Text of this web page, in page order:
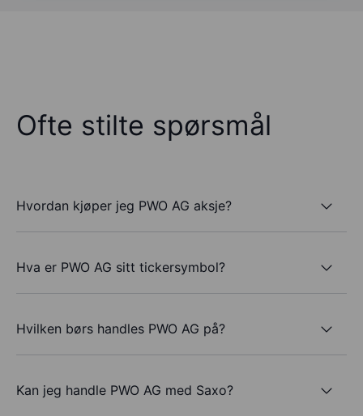
Ofte stilte spørsmål
Hvordan kjøper jeg PWO AG aksje?
Hva er PWO AG sitt tickersymbol?
Hvilken børs handles PWO AG på?
Kan jeg handle PWO AG med Saxo?